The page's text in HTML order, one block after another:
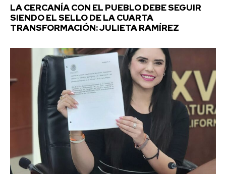
LA CERCANÍA CON EL PUEBLO DEBE SEGUIR
SIENDO EL SELLO DE LA CUARTA
TRANSFORMACIÓN: JULIETA RAMÍREZ